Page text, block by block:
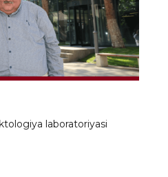
laboratoriyasi